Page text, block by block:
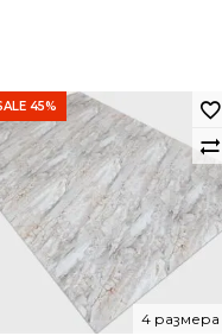
45%
4 размера